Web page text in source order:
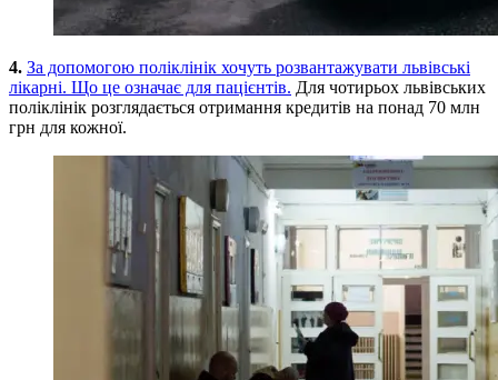
4. За допомогою поліклінік хочуть розвантажувати львівські
лікарні. Що це означає для пацієнтів. Для чотирьох львівських
поліклінік розглядається отримання кредитів на понад 70 млн
грн для кожної.